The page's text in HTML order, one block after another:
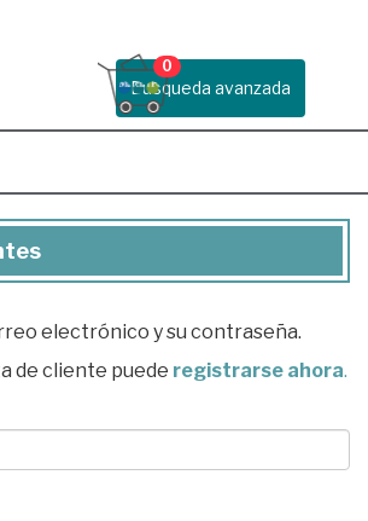
Busqueda avanzada
0
electrónico y su contraseña.
de cliente puede registrarse ahora.